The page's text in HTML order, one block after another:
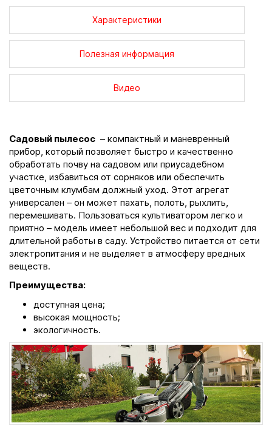
Характеристики
Полезная информация
Видео
Садовый пылесос – компактный и маневренный
прибор, который позволяет быстро и качественно
обработать почву на садовом или приусадебном
участке, избавиться от сорняков или обеспечить
цветочным клумбам должный уход. Этот агрегат
универсален – он может пахать, полоть, рыхлить,
перемешивать. Пользоваться культиватором легко и
приятно – модель имеет небольшой вес и подходит для
длительной работы в саду. Устройство питается от сети
электропитания и не выделяет в атмосферу вредных
веществ.
Преимущества:
доступная цена;
высокая мощность;
экологичность.